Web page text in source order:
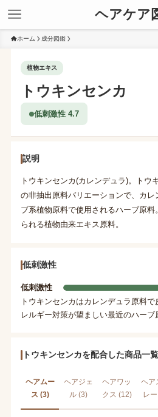
ヘアケア
ホーム 成分図鑑
植物エキス
トウキンセンカ
低刺激性 4.7
説明
トウキンセンカ(カレンデュラ)。トウ
の非抽出原料バリエーションで、カ
ブ系植物原料で使用されるハーブ原
られる植物由来エキス原料。
低刺激性
低刺激性
トウキンセンカはカレンデュラ原料
レルギー対策が望ましい最近のハーブ
トウキンセンカを配合した商品一覧
ヘアムー
ス (3)
ヘアジェ
ル (3)
ヘアワッ
クス (12)
ヘア
レ